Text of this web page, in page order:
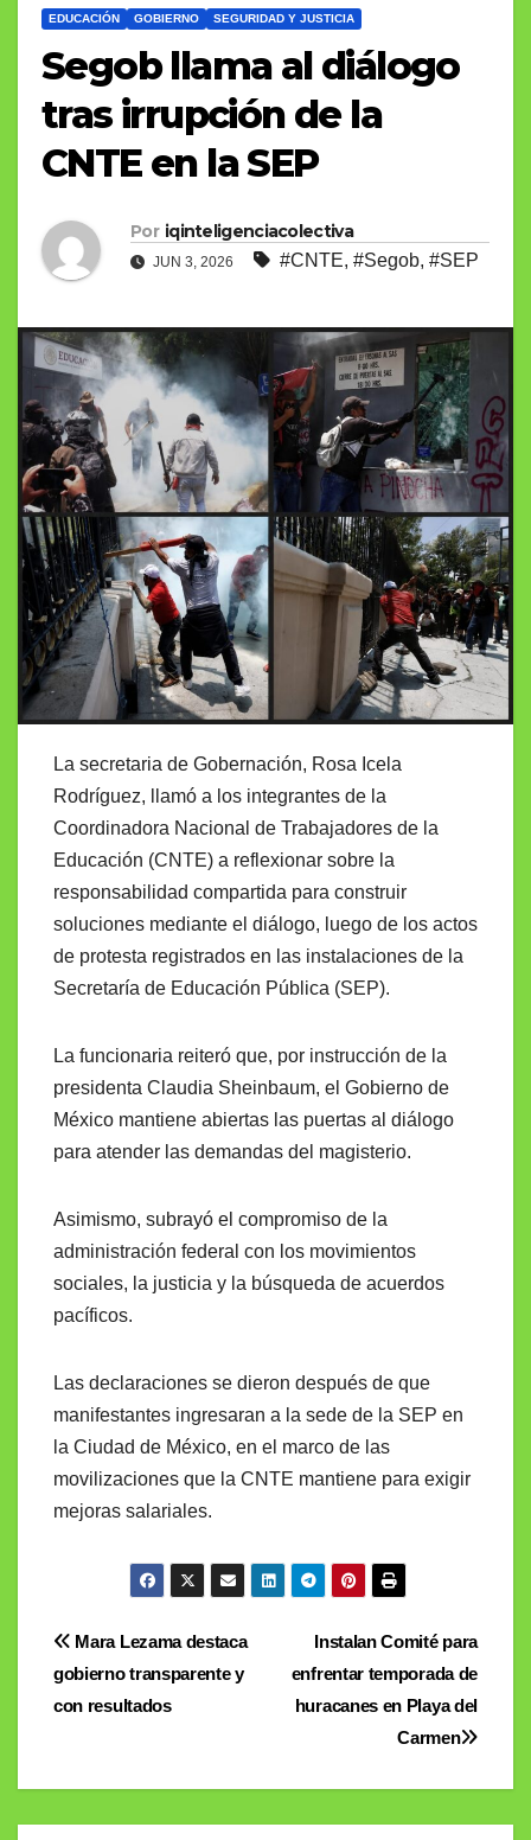
EDUCACIÓN GOBIERNO SEGURIDAD Y JUSTICIA
Segob llama al diálogo
tras irrupción de la
CNTE en la SEP
Por iqinteligenciacolectiva
JUN 3, 2026 #CNTE, #Segob, #SEP
La secretaria de Gobernación, Rosa Icela
Rodríguez, llamó a los integrantes de la
Coordinadora Nacional de Trabajadores de la
Educación (CNTE) a reflexionar sobre la
responsabilidad compartida para construir
soluciones mediante el diálogo, luego de los actos
de protesta registrados en las instalaciones de la
Secretaría de Educación Pública (SEP).
La funcionaria reiteró que, por instrucción de la
presidenta Claudia Sheinbaum, el Gobierno de
México mantiene abiertas las puertas al diálogo
para atender las demandas del magisterio.
Asimismo, subrayó el compromiso de la
administración federal con los movimientos
sociales, la justicia y la búsqueda de acuerdos
pacíficos.
Las declaraciones se dieron después de que
manifestantes ingresaran a la sede de la SEP en
la Ciudad de México, en el marco de las
movilizaciones que la CNTE mantiene para exigir
mejoras salariales.
Navegación
de
Instalan Comité para
enfrentar temporada de
huracanes en Playa del
Carmen
Mara Lezama destaca
gobierno transparente y
con resultados